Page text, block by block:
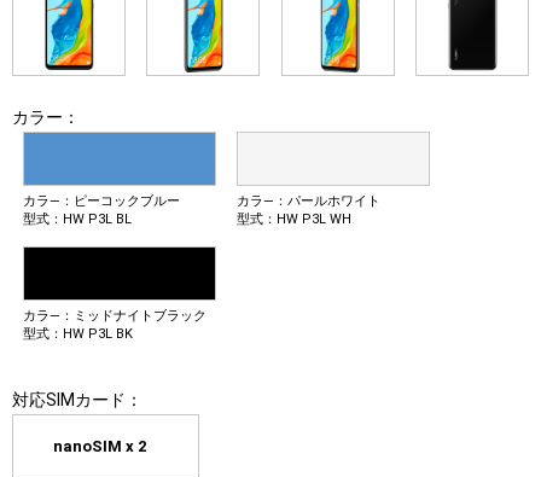
カラー：
カラ―：ピーコックブルー
型式：HW P3L BL
カラ―：パールホワイト
型式：HW P3L WH
カラ―：ミッドナイトブラック
型式：HW P3L BK
対応SIMカード：
nanoSIM x 2